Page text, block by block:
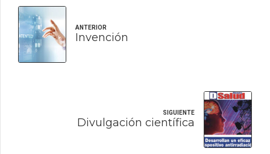
ANTERIOR
Invención
SIGUIENTE
Divulgación científica